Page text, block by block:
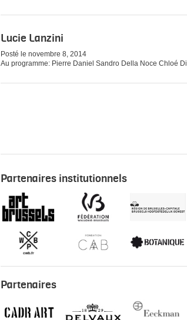
Lucie Lanzini
Posté le novembre 8, 2014
Au programme: Pierre Daniel Sandro Della Noce Chloé
Partenaires institutionnels
Partenaires